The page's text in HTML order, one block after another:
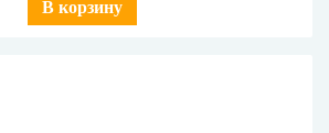
В корзину